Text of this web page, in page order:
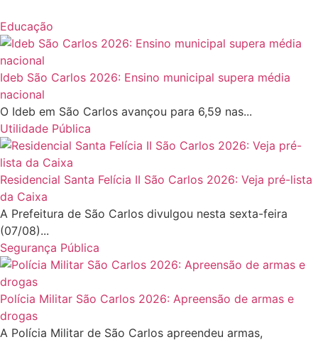
Educação
Ideb São Carlos 2026: Ensino municipal supera média
nacional
O Ideb em São Carlos avançou para 6,59 nas...
Utilidade Pública
Residencial Santa Felícia II São Carlos 2026: Veja pré-lista
da Caixa
A Prefeitura de São Carlos divulgou nesta sexta-feira
(07/08)...
Segurança Pública
Polícia Militar São Carlos 2026: Apreensão de armas e
drogas
A Polícia Militar de São Carlos apreendeu armas,